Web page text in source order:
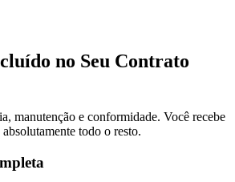
no Seu Contrato
manutenção e conformidade. Você recebe
todo o resto.